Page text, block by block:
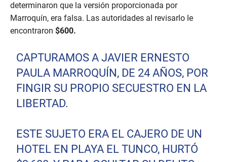
determinaron que la versión proporcionada por
Marroquín, era falsa. Las autoridades al revisarlo le
encontraron $600.
CAPTURAMOS A JAVIER ERNESTO
PAULA MARROQUÍN, DE 24 AÑOS, POR
FINGIR SU PROPIO SECUESTRO EN LA
LIBERTAD.
ESTE SUJETO ERA EL CAJERO DE UN
HOTEL EN PLAYA EL TUNCO, HURTÓ